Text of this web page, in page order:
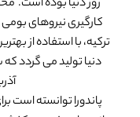
روز دنیا بوده است.
کارگیری نیروهای بومی
ترکیه، با استفاده از
دنیا تولید می گردد که
پاندورا توانسته است